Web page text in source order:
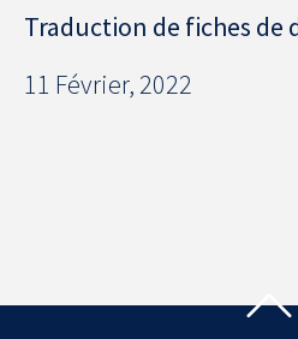
Traduction de fiches de
11 Février, 2022